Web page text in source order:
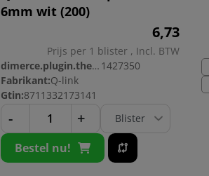
6mm wit (200)
6,73
Prijs per 1 blister , Incl. BTW
dimerce.plugin.theme.productnr: 1427350
Fabrikant:Q-link
Gtin:8711332173141
- +
Bestel nu!